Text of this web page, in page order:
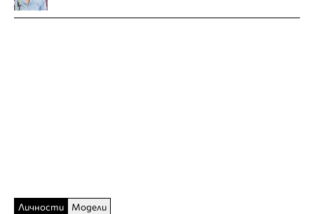
Личности Модели